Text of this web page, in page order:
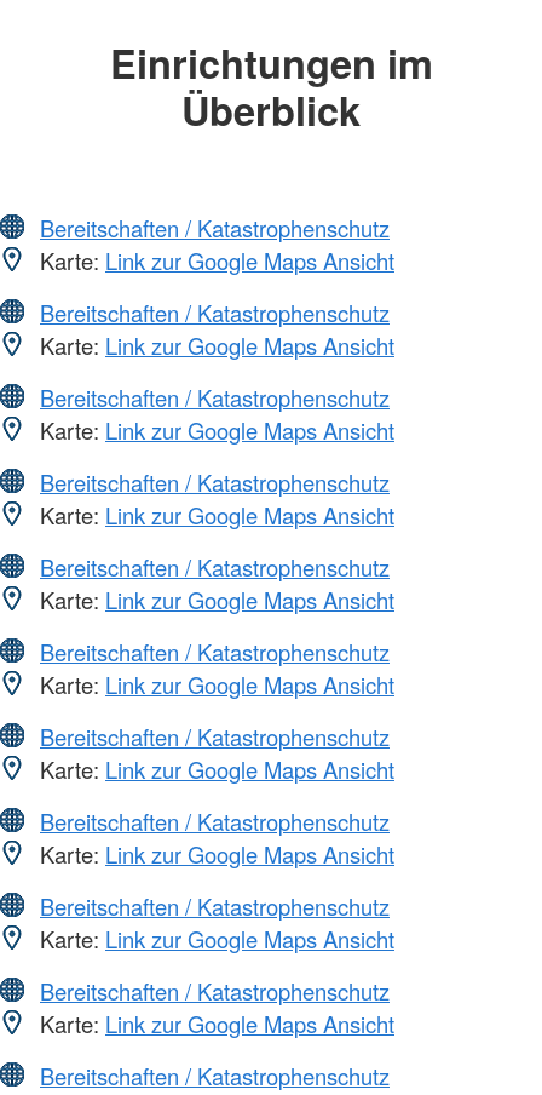
Einrichtungen im
Überblick
Bereitschaften / Katastrophenschutz
Karte: Link zur Google Maps Ansicht
Bereitschaften / Katastrophenschutz
Karte: Link zur Google Maps Ansicht
Bereitschaften / Katastrophenschutz
Karte: Link zur Google Maps Ansicht
Bereitschaften / Katastrophenschutz
Karte: Link zur Google Maps Ansicht
Bereitschaften / Katastrophenschutz
Karte: Link zur Google Maps Ansicht
Bereitschaften / Katastrophenschutz
Karte: Link zur Google Maps Ansicht
Bereitschaften / Katastrophenschutz
Karte: Link zur Google Maps Ansicht
Bereitschaften / Katastrophenschutz
Karte: Link zur Google Maps Ansicht
Bereitschaften / Katastrophenschutz
Karte: Link zur Google Maps Ansicht
Bereitschaften / Katastrophenschutz
Karte: Link zur Google Maps Ansicht
Bereitschaften / Katastrophenschutz